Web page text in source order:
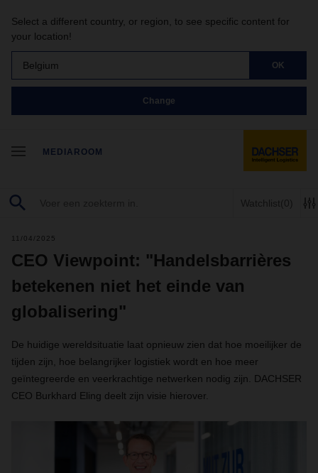
Select a different country, or region, to see specific content for
your location!
Belgium OK
Change
MEDIAROOM
Watchlist(0)
11/04/2025
CEO Viewpoint: "Handelsbarrières
betekenen niet het einde van
globalisering"
De huidige wereldsituatie laat opnieuw zien dat hoe moeilijker de
tijden zijn, hoe belangrijker logistiek wordt en hoe meer
geïntegreerde en veerkrachtige netwerken nodig zijn. DACHSER
CEO Burkhard Eling deelt zijn visie hierover.